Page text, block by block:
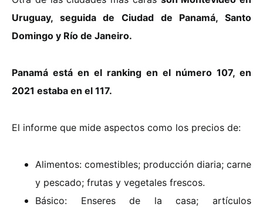
Uruguay, seguida de Ciudad de Panamá, Santo
Domingo y Río de Janeiro.
Panamá está en el ranking en el número 107, en
2021 estaba en el 117.
El informe que mide aspectos como los precios de:
Alimentos: comestibles; producción diaria; carne
y pescado; frutas y vegetales frescos.
Básico: Enseres de la casa; artículos